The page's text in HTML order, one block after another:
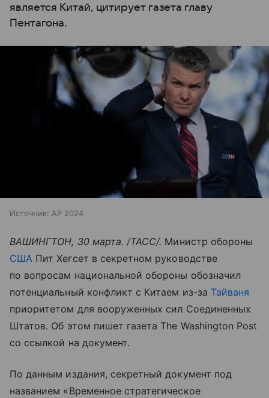
является Китай, цитирует газета главу
Пентагона.
Источник: AP 2024
ВАШИНГТОН, 30 марта. /ТАСС/. Министр обороны
США Пит Хегсет в секретном руководстве
по вопросам национальной обороны обозначил
потенциальный конфликт с Китаем из-за Тайваня
приоритетом для вооруженных сил Соединенных
Штатов. Об этом пишет газета The Washington Post
со ссылкой на документ.
По данным издания, секретный документ под
названием «Временное стратегическое